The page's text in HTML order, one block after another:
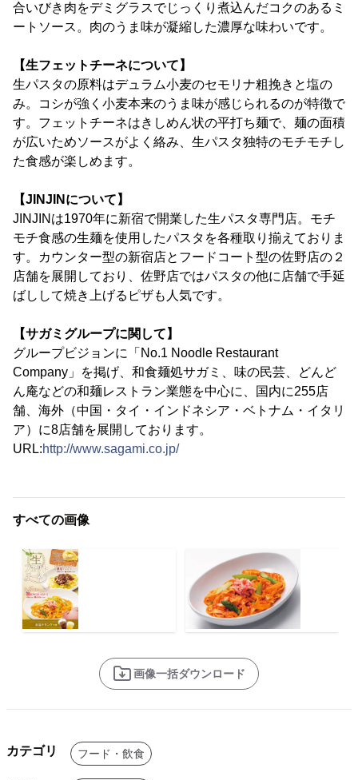
合いびき肉をデミグラスでじっくり煮込んだコクのあるミ
ートソース。肉のうま味が凝縮した濃厚な味わいです。
【生フェットチーネについて】
生パスタの原料はデュラム小麦のセモリナ粗挽きと塩の
み。コシが強く小麦本来のうま味が感じられるのが特徴で
す。フェットチーネはきしめん状の平打ち麺で、麺の面積
が広いためソースがよく絡み、生パスタ独特のモチモチし
た食感が楽しめます。
【JINJINについて】
JINJINは1970年に新宿で開業した生パスタ専門店。モチ
モチ食感の生麺を使用したパスタを各種取り揃えておりま
す。カウンター型の新宿店とフードコート型の佐野店の２
店舗を展開しており、佐野店ではパスタの他に店舗で手延
ばしして焼き上げるピザも人気です。
【サガミグループに関して】
グループビジョンに「No.1 Noodle Restaurant
Company」を掲げ、和食麺処サガミ、味の民芸、どんど
ん庵などの和麺レストラン業態を中心に、国内に255店
舗、海外（中国・タイ・インドネシア・ベトナム・イタリ
ア）に8店舗を展開しております。
URL:http://www.sagami.co.jp/
すべての画像
画像一括ダウンロード
カテゴリ フード・飲食